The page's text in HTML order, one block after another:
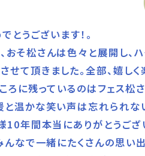
うございます！。
おそ松さんは色々と展開し、
て頂きました。全部、嬉しく
ろに残っているのはフェス松
と温かな笑い声は忘れられな
10年間本当にありがとうござ
んなで一緒にたくさんの思い